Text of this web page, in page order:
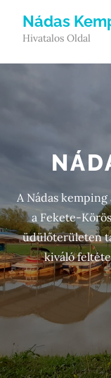
Nádas
Hivatalos Oldal
A Nádas kemping
a Fekete-
üdülőterületen
kiváló